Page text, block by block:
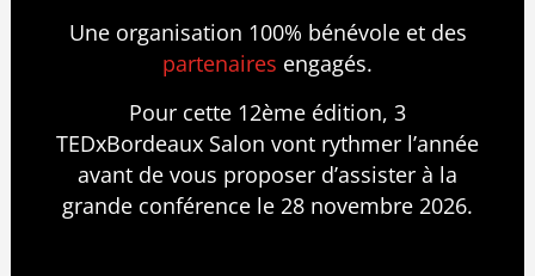
Une organisation 100% bénévole et des
partenaires engagés.
Pour cette 12ème édition, 3
TEDxBordeaux Salon vont rythmer l’année
avant de vous proposer d’assister à la
grande conférence le 28 novembre 2026.